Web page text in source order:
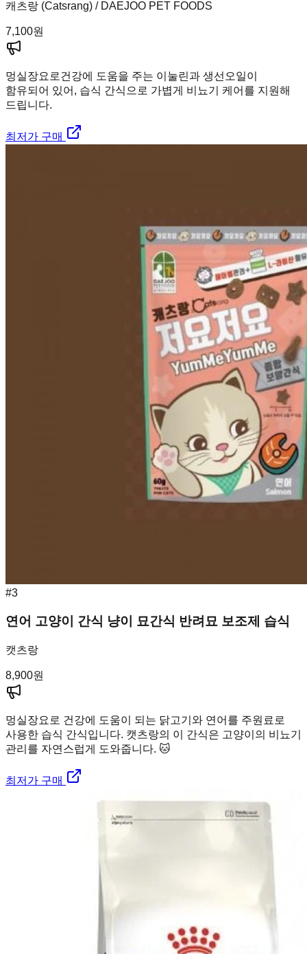
캐츠랑 (Catsrang) / DAEJOO PET FOODS
7,100원
멍실장요로건강에 도움을 주는 이눌린과 생선오일이
함유되어 있어, 습식 간식으로 가볍게 비뇨기 케어를 지원해
드립니다.
최저가 구매
#3
연어 고양이 간식 냥이 묘간식 반려묘 보조제 습식
캣츠랑
8,900원
멍실장요로 건강에 도움이 되는 닭고기와 연어를 주원료로
사용한 습식 간식입니다. 캣츠랑의 이 간식은 고양이의 비뇨기
관리를 자연스럽게 도와줍니다. 🐱
최저가 구매